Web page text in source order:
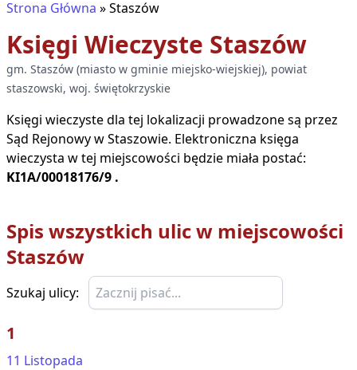
Strona Główna »Staszów
Księgi Wieczyste Staszów
gm. Staszów (miasto w gminie miejsko-wiejskiej), powiat
staszowski, woj. świętokrzyskie
Księgi wieczyste dla tej lokalizacji prowadzone są przez
Sąd Rejonowy wStaszowie. Elektroniczna księga
wieczysta w tej miejscowości będzie miała postać:
KI1A/00018176/9 .
Spis wszystkich ulic w miejscowości
Staszów
Szukaj ulicy:
1
11 Listopada